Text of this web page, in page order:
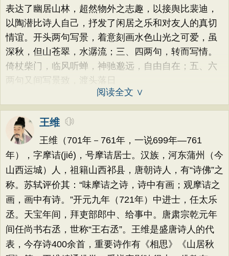
表达了幽居山林，超然物外之志趣，以接舆比裴迪，
以陶潜比诗人自己，抒发了闲居之乐和对友人的真切
情谊。开头两句写景，着意刻画水色山光之可爱，虽
深秋，但山苍翠，水潺流；三、四两句，转而写情。
倚杖柴门，临风听蝉，神驰邈远，自由自在；五、六
两句又间写景致，渡头落日
阅读全文 ∨
王维
王维（701年－761年，一说699年—761
年），字摩诘(jié)，号摩诘居士。汉族，河东蒲州（今
山西运城）人，祖籍山西祁县，唐朝诗人，有“诗佛”之
称。苏轼评价其：“味摩诘之诗，诗中有画；观摩诘之
画，画中有诗。”开元九年（721年）中进士，任太乐
丞。天宝年间，拜吏部郎中、给事中。唐肃宗乾元年
间任尚书右丞，世称“王右丞”。王维是盛唐诗人的代
表，今存诗400余首，重要诗作有《相思》《山居秋